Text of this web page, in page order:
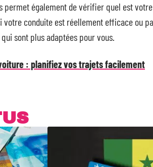
permet également de vérifier quel est
conduite est réellement efficace ou
sont plus adaptées pour vous.
: planifiez vos trajets facilement